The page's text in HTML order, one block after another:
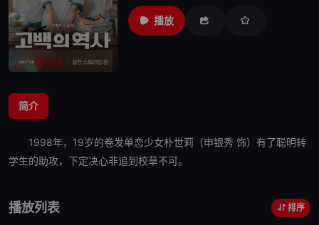
播放
简介
1998年，19岁的卷发单恋少女朴世莉（申银秀 饰）有了聪明转
学生的助攻，下定决心非追到校草不可。
播放列表 排序